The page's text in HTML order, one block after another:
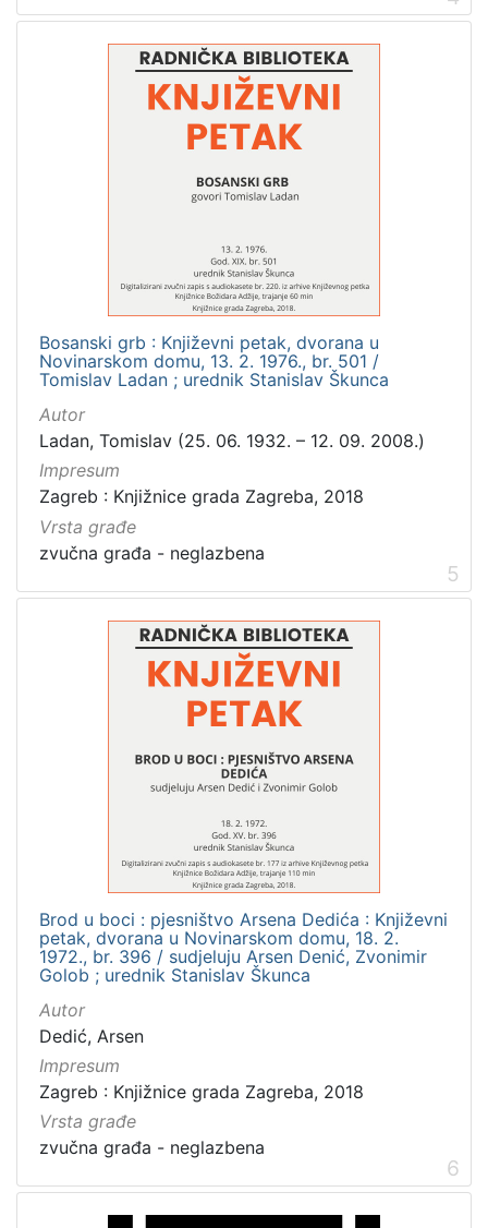
Bosanski grb : Književni petak, dvorana u
Novinarskom domu, 13. 2. 1976., br. 501 /
Tomislav Ladan ; urednik Stanislav Škunca
Autor
Ladan, Tomislav (25. 06. 1932. – 12. 09. 2008.)
Impresum
Zagreb : Knjižnice grada Zagreba, 2018
Vrsta građe
zvučna građa - neglazbena
5
Brod u boci : pjesništvo Arsena Dedića : Književni
petak, dvorana u Novinarskom domu, 18. 2.
1972., br. 396 / sudjeluju Arsen Denić, Zvonimir
Golob ; urednik Stanislav Škunca
Autor
Dedić, Arsen
Impresum
Zagreb : Knjižnice grada Zagreba, 2018
Vrsta građe
zvučna građa - neglazbena
6